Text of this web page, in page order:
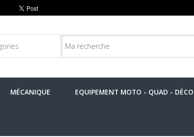
MÉCANIQUE EQUIPEMENT MOTO - QUAD -